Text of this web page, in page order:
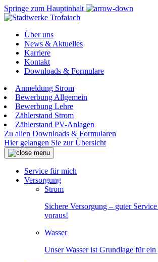
Springe zum Hauptinhalt
Über uns
News & Aktuelles
Karriere
Kontakt
Downloads & Formulare
Anmeldung Strom
Bewerbung Allgemein
Bewerbung Lehre
Zählerstand Strom
Zählerstand PV-Anlagen
Zu allen Downloads & Formularen
Hier gelangen Sie zur Übersicht
Service für mich
Versorgung
Strom
Sichere Versorgung – guter
voraus!
Wasser
Unser Wasser ist Grundlage für ein